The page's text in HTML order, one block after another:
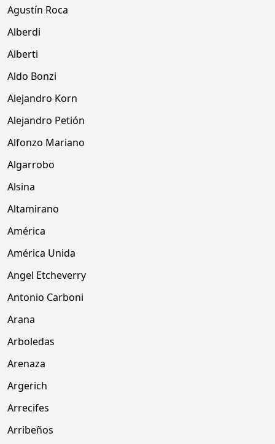
Agustín Roca
Alberdi
Alberti
Aldo Bonzi
Alejandro Korn
Alejandro Petión
Alfonzo Mariano
Algarrobo
Alsina
Altamirano
América
América Unida
Angel Etcheverry
Antonio Carboni
Arana
Arboledas
Arenaza
Argerich
Arrecifes
Arribeños